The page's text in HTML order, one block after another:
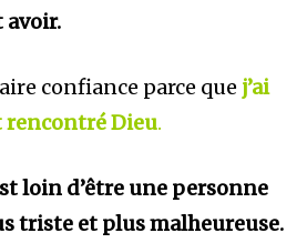
avoir.
confiance parce que j’ai
Dieu.
loin d’être une personne
triste et plus malheureuse.